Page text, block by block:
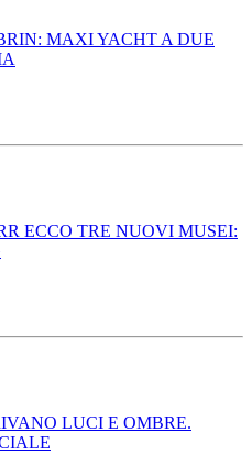
MAXI YACHT A DUE
ECCO TRE NUOVI MUSEI:
LUCI E OMBRE.